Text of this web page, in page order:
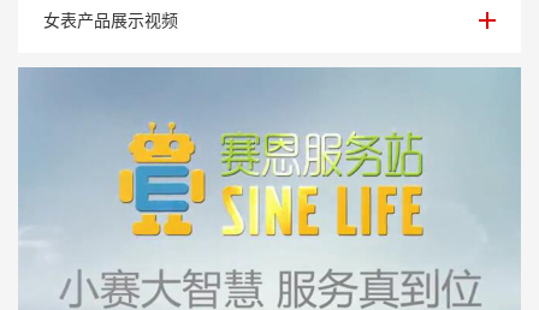
女表产品展示视频
女表产品展示视频